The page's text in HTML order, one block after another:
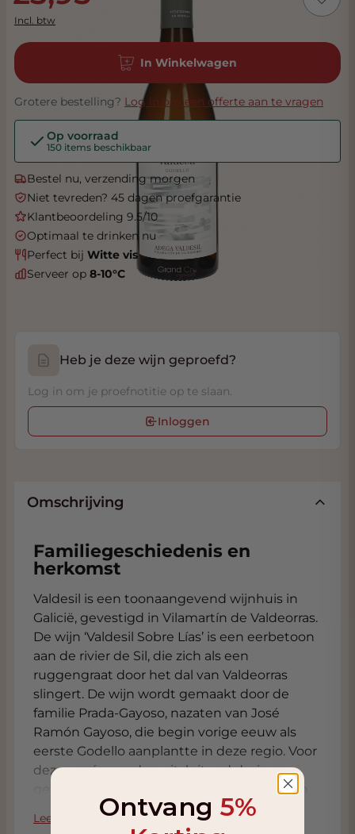
Incl. btw
In Winkelwagen
Grotere bestelling? Log in om een offerte aan te vragen
Op voorraad
150 items beschikbaar
Bestel nu, verzending morgen
Niet tevreden? 45 dagen proefgarantie
Klantbeoordeling 9.5/10
Optimaal te drinken nu
Perfect bij Witte vis
Serveer op 8-10°C
Heb je deze wijn geproefd?
Log in om je proefnotitie op te slaan.
Inloggen
Omschrijving
Familiegeschiedenis en
herkomst
Valdesil is een toonaangevend wijnhuis in
Galicië, gevestigd in Vilamartín de Valdeorras.
De wijn ‘Valdesil Sobre Lías’ is een eerbetoon
aan de rivier de Sil, die zich als een
ruggengraat door het dal van Valdeorras
slingert. De wijn wordt gemaakt door de
familie Prada-Gayoso, nazaten van José
Ramón Gayoso, die begin vorige eeuw als
eerste Godello aanplantte in deze regio. Voor
deze cuvée worden uitsluitend druiven
gebruikt van eigen wijngaarden gelegen in
de parochies Portela (San Xulián) en
Córgomo (Santa Marta).
Lees meer Ontvang 5%